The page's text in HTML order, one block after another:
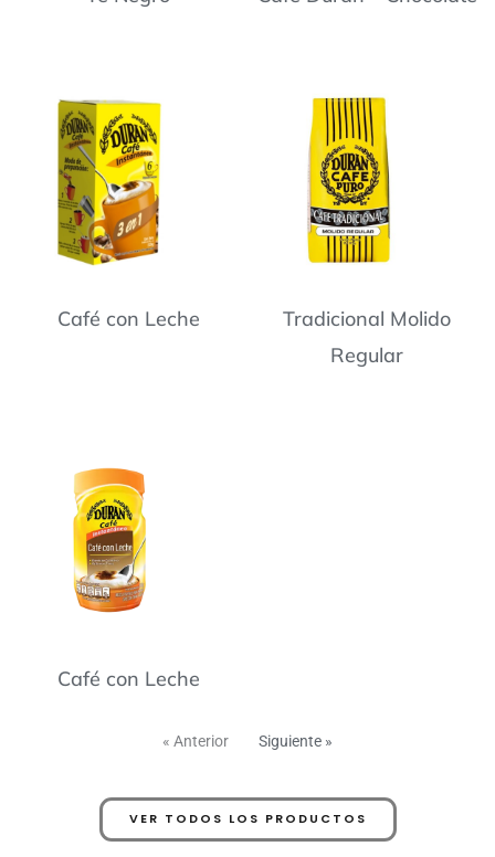
Café con Leche
Tradicional Molido
Regular
Café con Leche
« Anterior Siguiente »
VER TODOS LOS PRODUCTOS